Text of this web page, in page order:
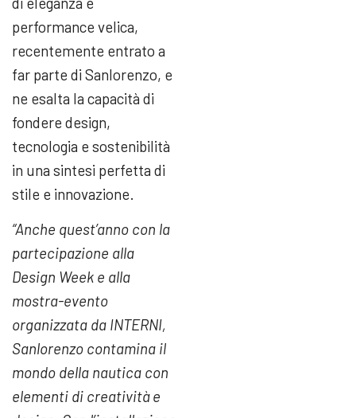
performance velica,
recentemente entrato a
far parte di Sanlorenzo, e
ne esalta la capacità di
fondere design,
tecnologia e sostenibilità
in una sintesi perfetta di
stile e innovazione.
“Anche quest’anno con la
partecipazione alla
Design Week e alla
mostra-evento
organizzata da INTERNI,
Sanlorenzo contamina il
mondo della nautica con
elementi di creatività e